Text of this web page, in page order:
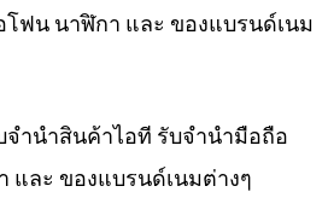
ฟน นาฬิกา และ ของแบรนด์เนม
จำนำสินค้าไอที รับจำนำมือถือ
และ ของแบรนด์เนมต่างๆ